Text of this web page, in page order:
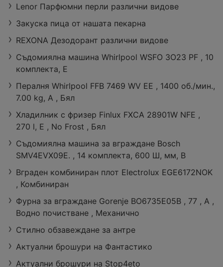
Вкусни момен
ти край грила
с ЛИДЛ предл
ожения с вали
дност до 09.0
8.2026
69 страници
с ЛИДЛ предл
ожения с вали
дност до 16.0
8.2026
73 страници
Lenor Парфюмни перли различни видове
Закуска пица от нашата пекарна
REXONA Дезодорант различни видове
Съдомиялна машина Whirlpool WSFO 3O23 PF , 10
комплекта, E
Пералня Whirlpool FFB 7469 WV EE , 1400 об./мин.,
7.00 kg, A , Бял
Хладилник с фризер Finlux FXCA 28901W NFE ,
270 l, E , No Frost , Бял
Съдомиялна машина за вграждане Bosch
SMV4EVX09E. , 14 комплекта, 600 Ш, мм, B
Вграден комбиниран плот Electrolux EGE6172NOK
, Комбиниран
Фурна за вграждане Gorenje BO6735E05B , 77 , А ,
Водно почистване , Механично
Стилно обзавеждане за антре
Актуални брошури на Фантастико
Актуални брошури на Stop4eto